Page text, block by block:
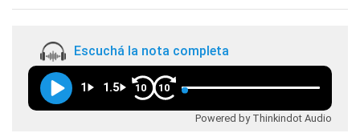
Escuchá la nota completa
1 1.5 10 10
Powered by Thinkindot Audio